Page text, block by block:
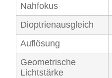
Nahfokus
Dioptrienausgleich
Auflösung
Geometrische
Lichtstärke